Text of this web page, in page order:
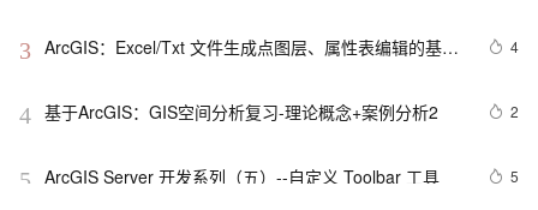
3 ArcGIS：Excel/Txt 文件生成点图层、属性表编辑的基本
的字段计算器的使用
4
4 基于ArcGIS：GIS空间分析复习-理论概念+案例分析2 2
5 ArcGIS Server 开发系列（五）--自定义 Toolbar 工具 5